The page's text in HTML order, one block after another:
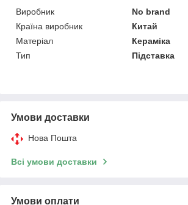
Виробник
No brand
Країна виробник
Китай
Матеріал
Кераміка
Тип
Підставка
Умови доставки
Нова Пошта
Всі умови доставки
Умови оплати